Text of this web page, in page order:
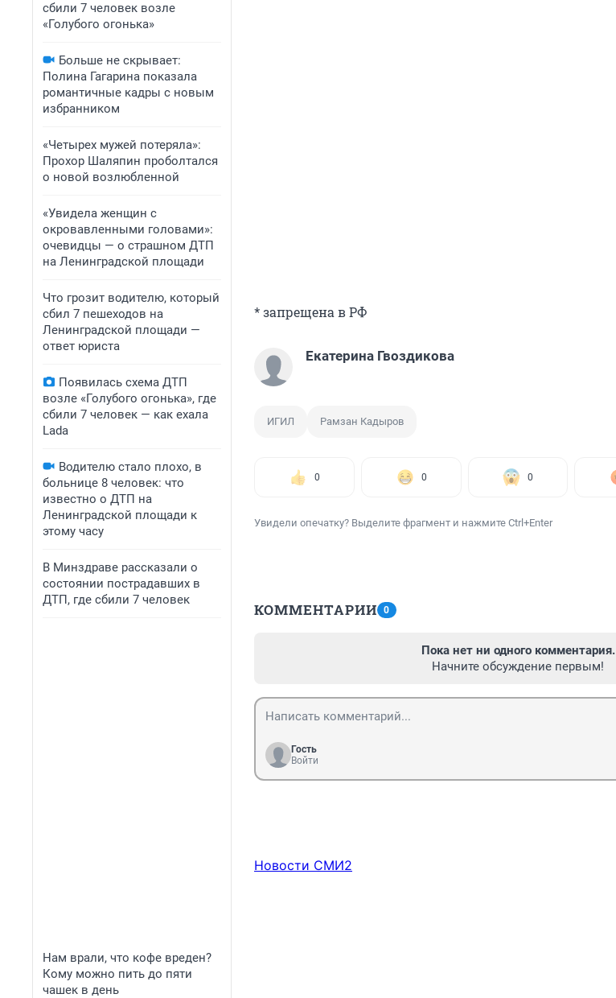
сбили 7 человек возле
«Голубого огонька»
Больше не скрывает:
Полина Гагарина показала
романтичные кадры с новым
избранником
«Четырех мужей потеряла»:
Прохор Шаляпин проболтался
о новой возлюбленной
«Увидела женщин с
окровавленными головами»:
очевидцы — о страшном ДТП
на Ленинградской площади
Что грозит водителю, который
сбил 7 пешеходов на
Ленинградской площади —
ответ юриста
Появилась схема ДТП
возле «Голубого огонька», где
сбили 7 человек — как ехала
Lada
Водителю стало плохо, в
больнице 8 человек: что
известно о ДТП на
Ленинградской площади к
этому часу
В Минздраве рассказали о
состоянии пострадавших в
ДТП, где сбили 7 человек
Нам врали, что кофе вреден?
Кому можно пить до пяти
чашек в день
* запрещена в РФ
Екатерина Гвоздикова
ИГИЛ Рамзан Кадыров
0 0 0
Увидели опечатку? Выделите фрагмент и нажмите Ctrl+Enter
КОММЕНТАРИИ 0
Пока нет ни одного комментария.
Начните обсуждение первым!
Гость
Войти
Новости СМИ2